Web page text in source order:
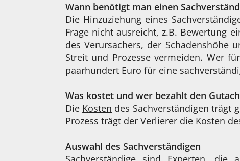
Wann benötigt man einen
Die Hinzuziehung eines
Frage nicht ausreicht, z.B. Bewertung
des Verursachers, der Schadenshöhe
Streit und Prozesse vermeiden. Wer
paarhundert Euro für eine
Was kostet und wer bezahlt den
Die Kosten des Sachverständigen trägt
Prozess trägt der Verlierer die Kosten
Auswahl des Sachverständigen